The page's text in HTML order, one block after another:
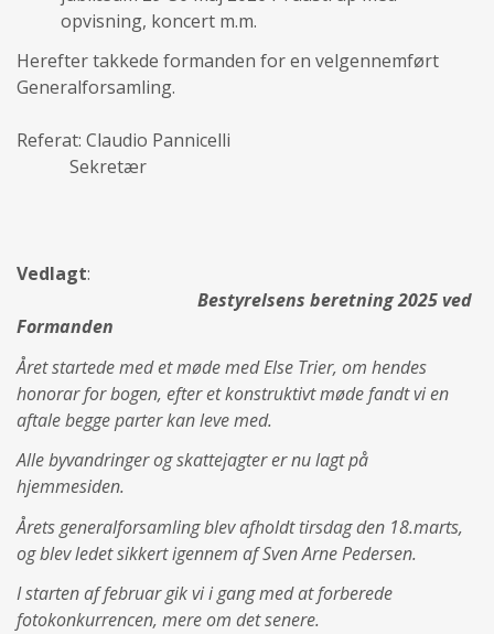
opvisning, koncert m.m.
Herefter takkede formanden for en velgennemført
Generalforsamling.
Referat: Claudio Pannicelli
Sekretær
Vedlagt:
Bestyrelsens beretning 2025 ved
Formanden
Året startede med et møde med Else Trier, om hendes
honorar for bogen, efter et konstruktivt møde fandt vi en
aftale begge parter kan leve med.
Alle byvandringer og skattejagter er nu lagt på
hjemmesiden.
Årets generalforsamling blev afholdt tirsdag den 18.marts,
og blev ledet sikkert igennem af Sven Arne Pedersen.
I starten af februar gik vi i gang med at forberede
fotokonkurrencen, mere om det senere.